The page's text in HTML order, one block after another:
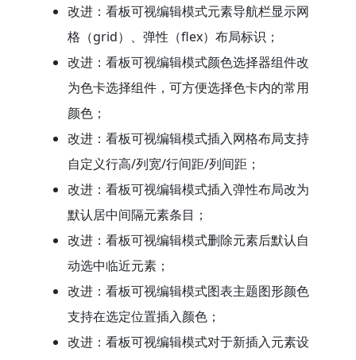
改进：看板可视编辑模式元素导航栏显示网
格（grid）、弹性（flex）布局标识；
改进：看板可视编辑模式颜色选择器组件改
为色卡选择组件，可方便选择色卡内的常用
颜色；
改进：看板可视编辑模式插入网格布局支持
自定义行高/列宽/行间距/列间距；
改进：看板可视编辑模式插入弹性布局改为
默认居中间隔元素条目；
改进：看板可视编辑模式删除元素后默认自
动选中临近元素；
改进：看板可视编辑模式图表主题图形颜色
支持在选定位置插入颜色；
改进：看板可视编辑模式对于新插入元素设